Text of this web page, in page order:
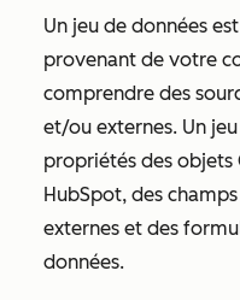
Un jeu de données
provenant de votre
comprendre des
et/ou externes. Un
propriétés des objets
HubSpot, des
externes et des
données.